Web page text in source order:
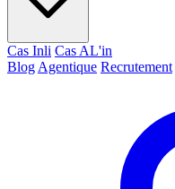
Cas Inli Cas AL'in
Blog Agentique Recrutement